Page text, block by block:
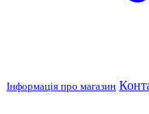
Інформація про магазин